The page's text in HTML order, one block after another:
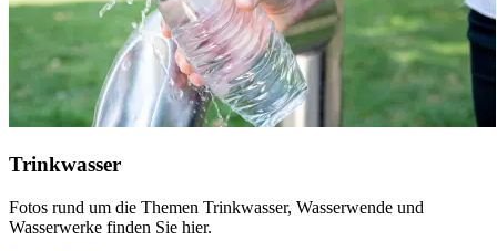
Trinkwasser
Fotos rund um die Themen Trinkwasser, Wasserwende und
Wasserwerke finden Sie hier.